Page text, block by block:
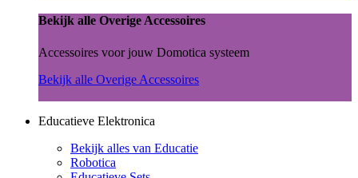
Bekijk alle Overige Accessoires
Accessoires voor jouw Domotica systeem
Bekijk alle Overige Accessoires
Educatieve Elektronica
Bekijk alles van Educatie
Robotica